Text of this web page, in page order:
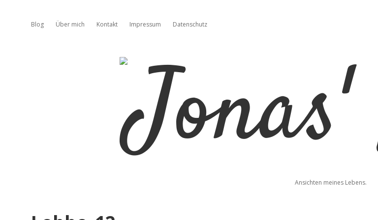
Blog Über mich Kontakt Impressum Datenschutz
Jonas'Ansichten meines Lebens.